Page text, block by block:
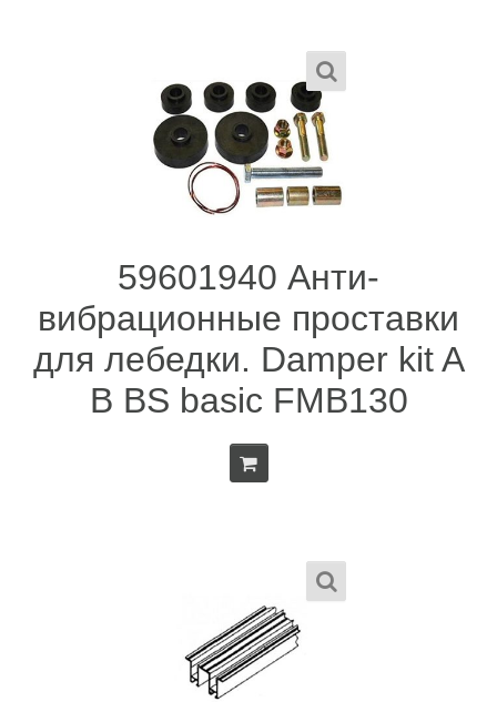
59601940 Анти-
вибрационные проставки
для лебедки. Damper kit A
B BS basic FMB130